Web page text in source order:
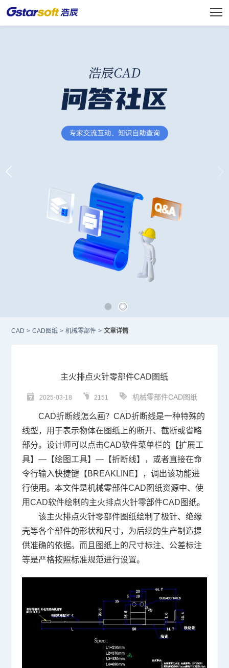
CAD > CAD图纸 > 机械零部件 > 文章详情
主火排点火针零部件CAD图纸
2025-03-18 2151 机械零部件CAD图纸
CAD折断线怎么画？ CAD折断线是一种特殊的
线型，用于表示物体在图纸上的断开、截断或省略
部分。设计师可以点击CAD软件菜单栏的【扩展工
具】—【绘图工具】—【折断线】，或者直接在命
令行输入快捷键【BREAKLINE】，调出该功能进
行使用。本文件是机械零部件CAD图纸资源中、使
用CAD软件绘制的主火排点火针零部件CAD图纸。
该主火排点火针零部件图纸绘制了极针、绝缘
壳等各个部件的形状和尺寸，为后续的生产制造提
供准确的依据。而且图纸上的尺寸标注、公差标注
等是严格按照标准规范进行设置。